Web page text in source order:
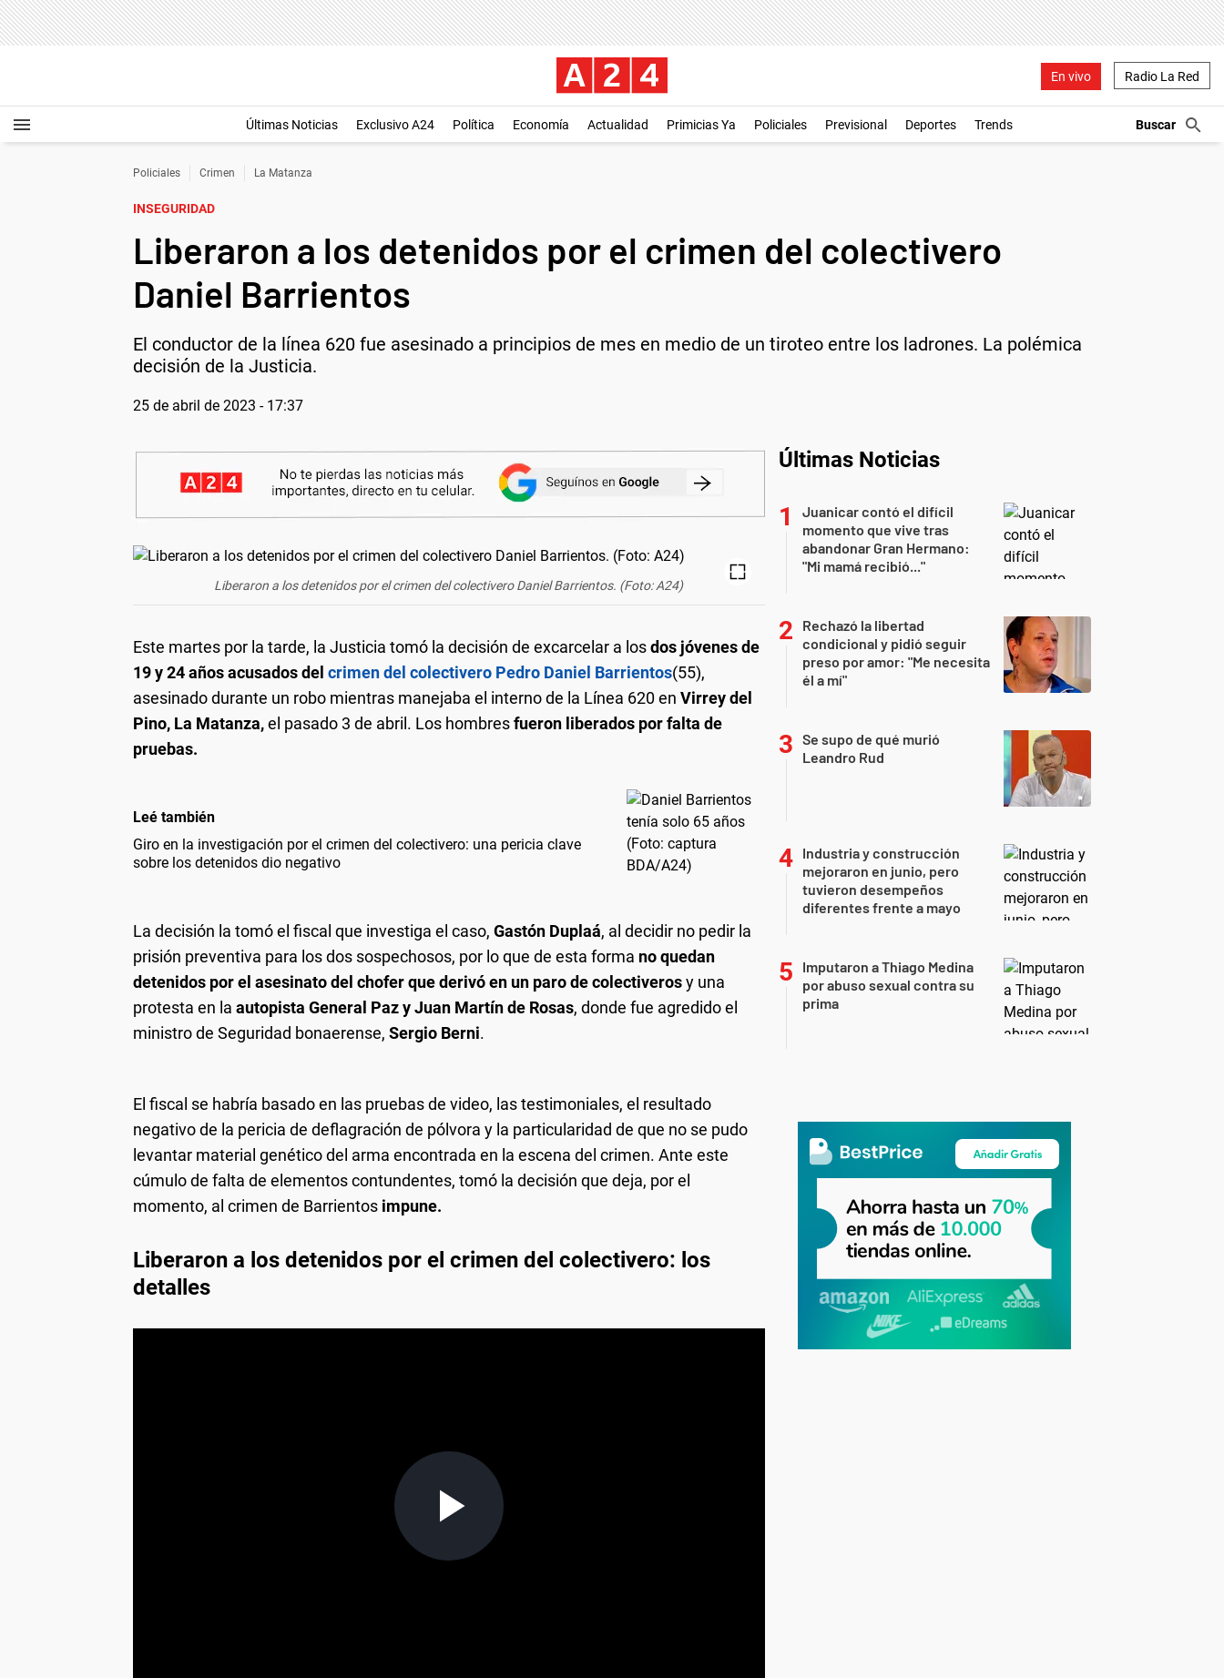
En vivo Radio La Red
Últimas Noticias Exclusivo A24 Política Economía Actualidad Primicias Ya Policiales Previsional Deportes Trends
Policiales Crimen La Matanza
INSEGURIDAD
Liberaron a los detenidos por el crimen del colectivero
Daniel Barrientos
El conductor de la línea 620 fue asesinado a principios de mes en medio de un tiroteo entre los ladrones. La polémica
decisión de la Justicia.
25 de abril de 2023 - 17:37
Liberaron a los detenidos por el crimen del colectivero Daniel Barrientos. (Foto: A24)
Este martes por la tarde, la Justicia tomó la decisión de excarcelar a losdos jóvenes de
19 y 24 años acusados del crimen del colectivero Pedro Daniel Barrientos(55),
asesinado durante un robo mientras manejaba el interno de la Línea 620 en Virrey del
Pino, La Matanza,el pasado 3 de abril. Los hombresfueron liberados por falta de
pruebas.
Leé también
Giro en la investigación por el crimen del colectivero: una pericia clave
sobre los detenidos dio negativo
La decisión la tomó el fiscal que investiga el caso, Gastón Duplaá, al decidir no pedir la
prisión preventiva para los dos sospechosos, por lo que de esta forma no quedan
detenidos por el asesinato del chofer que derivó en un paro de colectiverosy una
protesta en la autopista General Paz y Juan Martín de Rosas, donde fue agredido el
ministro de Seguridad bonaerense, Sergio Berni.
El fiscal se habría basado en las pruebas de video, las testimoniales, el resultado
negativo de la pericia de deflagración de pólvora y la particularidad de que no se pudo
levantar material genético del arma encontrada en la escena del crimen. Ante este
cúmulo de falta de elementos contundentes, tomó la decisión que deja, por el
momento, al crimen de Barrientos impune.
Liberaron a los detenidos por el crimen del colectivero: los
detalles
Últimas Noticias
Juanicar contó el difícil
momento que vive tras
abandonar Gran Hermano:
"Mi mamá recibió..."
Rechazó la libertad
condicional y pidió seguir
preso por amor: "Me necesita
él a mí"
Se supo de qué murió
Leandro Rud
Industria y construcción
mejoraron en junio, pero
tuvieron desempeños
diferentes frente a mayo
Imputaron a Thiago Medina
por abuso sexual contra su
prima